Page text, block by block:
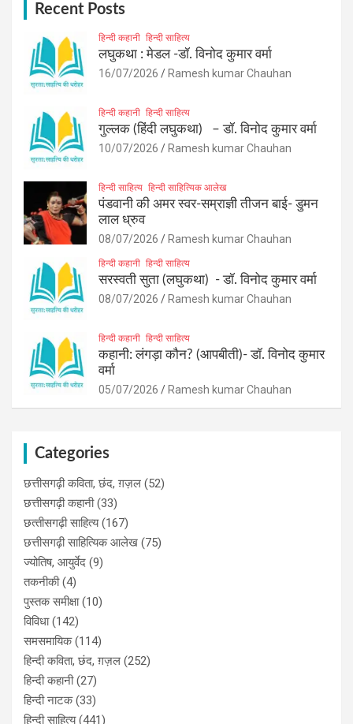
Recent Posts
हिन्दी कहानी हिन्दी साहित्य
लघुकथा : मेडल -डॉ. विनोद कुमार वर्मा
16/07/2026 Ramesh kumar Chauhan
हिन्दी कहानी हिन्दी साहित्य
गुल्लक (हिंदी लघुकथा) – डॉ. विनोद कुमार वर्मा
10/07/2026 Ramesh kumar Chauhan
हिन्दी साहित्य हिन्दी साहित्यिक आलेख
पंडवानी की अमर स्वर-सम्राज्ञी तीजन बाई- डुमन
लाल ध्रुव
08/07/2026 Ramesh kumar Chauhan
हिन्दी कहानी हिन्दी साहित्य
सरस्वती सुता (लघुकथा) ​- डॉ. विनोद कुमार वर्मा
08/07/2026 Ramesh kumar Chauhan
हिन्दी कहानी हिन्दी साहित्य
कहानी: लंगड़ा कौन? (आपबीती)​- डॉ. विनोद कुमार
वर्मा
05/07/2026 Ramesh kumar Chauhan
Categories
छत्तीसगढ़ी कविता, छंद, ग़ज़ल (52)
छत्तीसगढ़ी कहानी(33)
छत्‍तीसगढ़ी साहित्‍य(167)
छत्तीसगढ़ी साहित्यिक आलेख (75)
ज्योतिष, आयुर्वेद (9)
तकनीकी(4)
पुस्‍तक समीक्षा(10)
विविधा(142)
समसमायिक(114)
हिन्दी कविता, छंद, ग़ज़ल (252)
हिन्दी कहानी(27)
हिन्‍दी नाटक(33)
हिन्दी साहित्य(441)